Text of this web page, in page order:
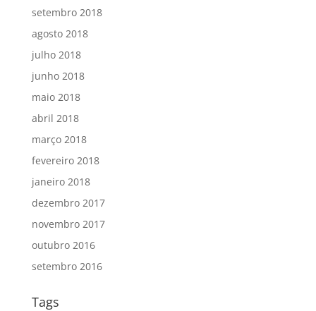
setembro 2018
agosto 2018
julho 2018
junho 2018
maio 2018
abril 2018
março 2018
fevereiro 2018
janeiro 2018
dezembro 2017
novembro 2017
outubro 2016
setembro 2016
Tags